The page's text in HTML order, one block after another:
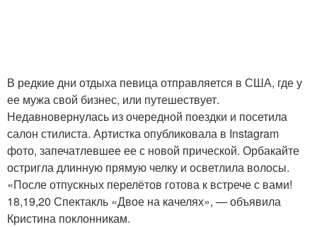
В редкие дни отдыха певица отправляется в США, где у
ее мужа свой бизнес, или путешествует.
Недавновернулась из очередной поездки и посетила
салон стилиста. Артистка опубликовала в Instagram
фото, запечатлевшее ее с новой прической. Орбакайте
остригла длинную прямую челку и осветлила волосы.
«После отпускных перелётов готова к встрече с вами!
18,19,20 Спектакль «Двое на качелях», — объявила
Кристина поклонникам.